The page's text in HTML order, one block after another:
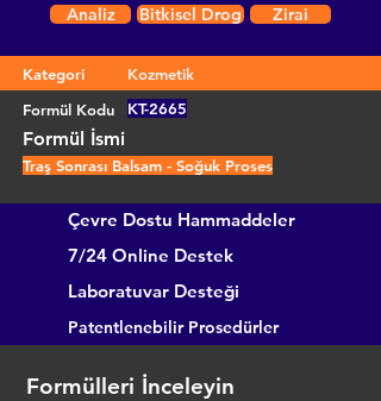
Analiz
Bitkisel Drog Zirai
Kategori
Kozmetik
Formül Kodu
KT-2665
Formül İsmi
Traş Sonrası Balsam - Soğuk Proses
Çevre Dostu Hammaddeler
7/24 Online Destek
Laboratuvar Desteği
Patentlenebilir Prosedürler
Formülleri İnceleyin